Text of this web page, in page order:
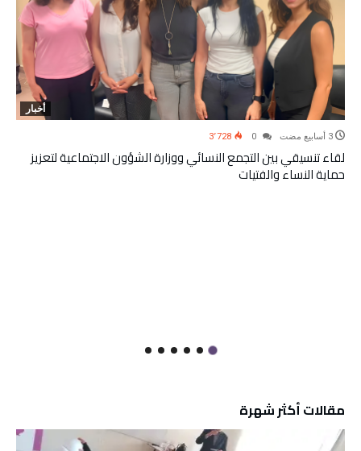
أخبار
3٬728
لقاء تنسيقي بين التجمع النسائي ووزارة الشؤون الاجتماعية لتعزيز
حماية النساء والفتيات
مقالات أكثر شهرة